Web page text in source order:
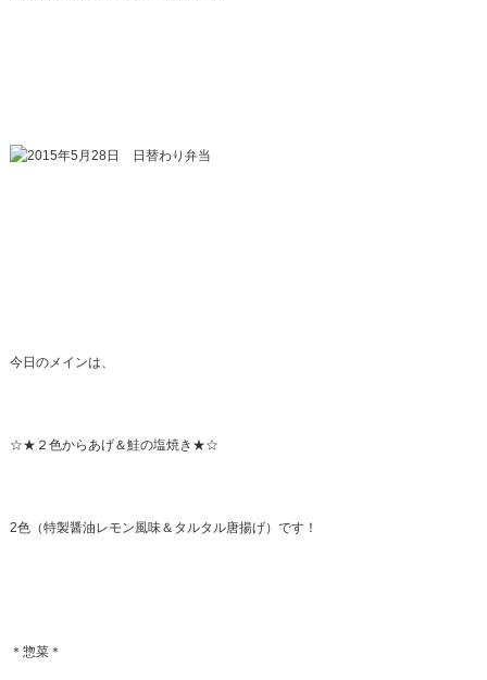
今日のメインは、
☆★２色からあげ＆鮭の塩焼き★☆
2色（特製醤油レモン風味＆タルタル唐揚げ）です！
＊惣菜＊